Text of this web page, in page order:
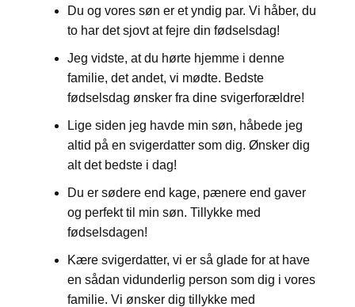
Du og vores søn er et yndig par. Vi håber, du
to har det sjovt at fejre din fødselsdag!
Jeg vidste, at du hørte hjemme i denne
familie, det andet, vi mødte. Bedste
fødselsdag ønsker fra dine svigerforældre!
Lige siden jeg havde min søn, håbede jeg
altid på en svigerdatter som dig. Ønsker dig
alt det bedste i dag!
Du er sødere end kage, pænere end gaver
og perfekt til min søn. Tillykke med
fødselsdagen!
Kære svigerdatter, vi er så glade for at have
en sådan vidunderlig person som dig i vores
familie. Vi ønsker dig tillykke med